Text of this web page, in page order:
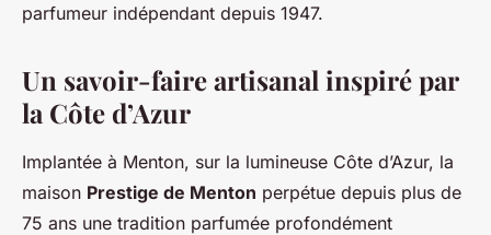
parfumeur indépendant depuis 1947.
Un savoir-faire artisanal inspiré par
la Côte d’Azur
Implantée à Menton, sur la lumineuse Côte d’Azur, la
maison Prestige de Menton perpétue depuis plus de
75 ans une tradition parfumée profondément